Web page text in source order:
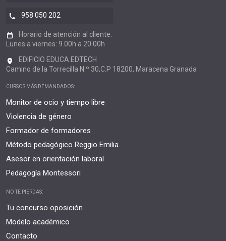
958 050 202
Horario de atención al cliente:
Lunes a viernes: 9.00h a 20.00h
EDIFICIO EDUCA EDTECH
Camino de la Torrecilla N.º 30,C.P 18200, Maracena Granada
CURSOS MÁS DEMANDADOS:
Monitor de ocio y tiempo libre
Violencia de género
Formador de formadores
Método pedagógico Reggio Emilia
Asesor en orientación laboral
Pedagogía Montessori
NO TE PIERDAS:
Tu concurso oposición
Modelo académico
Contacto